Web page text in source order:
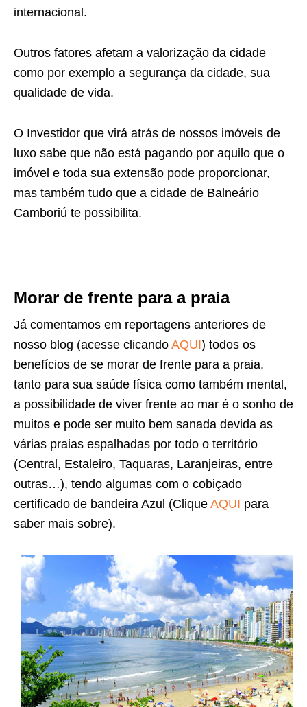
internacional.
Outros fatores afetam a valorização da cidade
como por exemplo a segurança da cidade, sua
qualidade de vida.
O Investidor que virá atrás de nossos imóveis de
luxo sabe que não está pagando por aquilo que o
imóvel e toda sua extensão pode proporcionar,
mas também tudo que a cidade de Balneário
Camboriú te possibilita.
Morar de frente para a praia
Já comentamos em reportagens anteriores de
nosso blog (acesse clicando AQUI) todos os
benefícios de se morar de frente para a praia,
tanto para sua saúde física como também mental,
a possibilidade de viver frente ao mar é o sonho de
muitos e pode ser muito bem sanada devida as
várias praias espalhadas por todo o território
(Central, Estaleiro, Taquaras, Laranjeiras, entre
outras…), tendo algumas com o cobiçado
certificado de bandeira Azul (Clique AQUI para
saber mais sobre).